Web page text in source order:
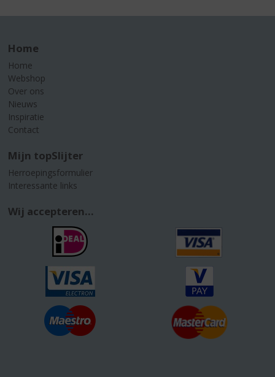
Home
Home
Webshop
Over ons
Nieuws
Inspiratie
Contact
Mijn topSlijter
Herroepingsformulier
Interessante links
Wij accepteren...